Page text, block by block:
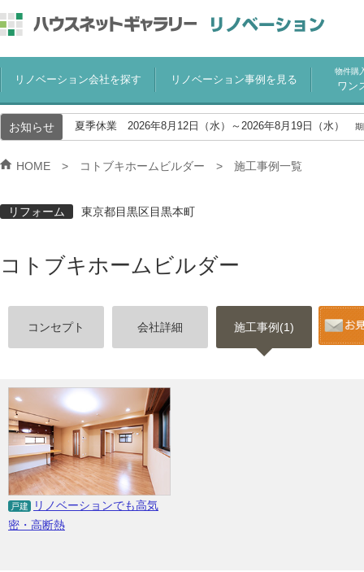
リノベーション会社を探す リノベーション事例を見る
物件購
ワン
お知らせ 夏季休業 2026年8月12日（水）～2026年8月19日（水）
HOME コトブキホームビルダー 施工事例一覧
リフォーム 東京都目黒区目黒本町
コトブキホームビルダー
コンセプト 会社詳細 施工事例(1)
戸建
リノベーションでも高気
密・高断熱